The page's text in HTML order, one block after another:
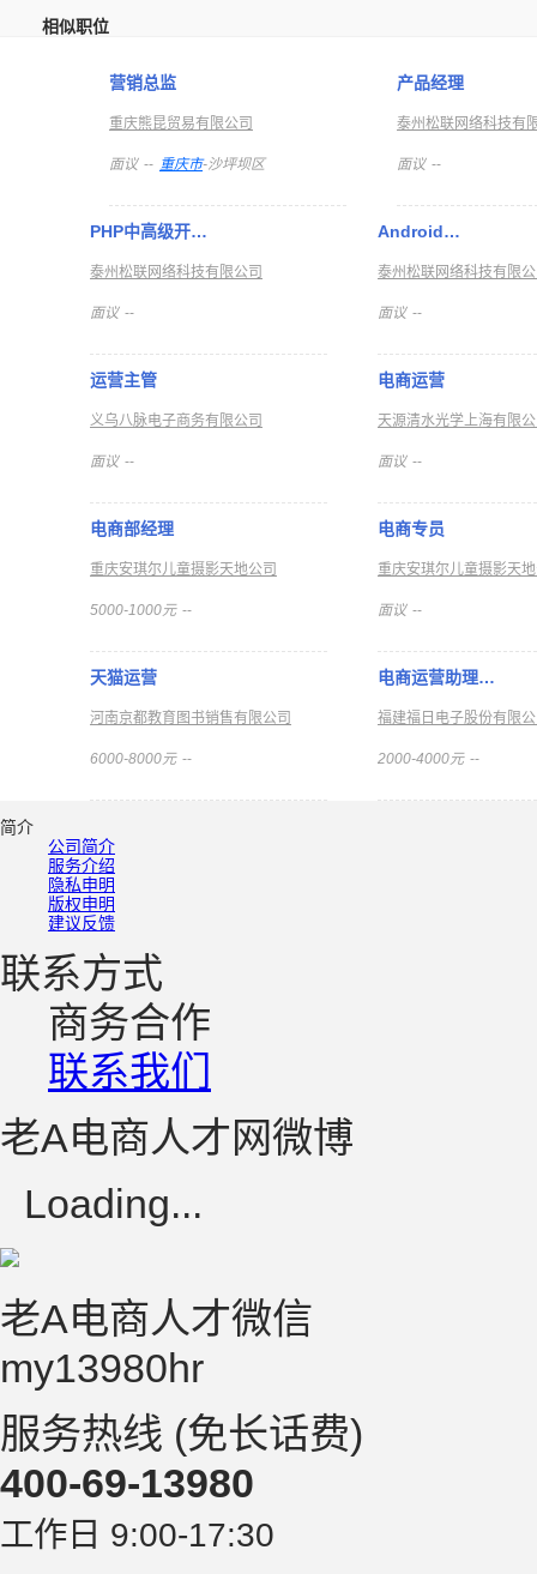
相似职位
营销总监
重庆熊昆贸易有限公司
面议 -- 重庆市-沙坪坝区
产品经理
泰州松联网络科技有
面议 --
PHP中高级开…
泰州松联网络科技有限公司
面议 --
Android…
泰州松联网络科技有限
面议 --
运营主管
义乌八脉电子商务有限公司
面议 --
电商运营
天源清水光学上海有限
面议 --
电商部经理
重庆安琪尔儿童摄影天地公司
5000-1000元 --
电商专员
重庆安琪尔儿童摄影天
面议 --
天猫运营
河南京都教育图书销售有限公司
6000-8000元 --
电商运营助理…
福建福日电子股份有限
2000-4000元 --
简介
公司简介
服务介绍
隐私申明
版权申明
建议反馈
联系方式
商务合作
联系我们
老A电商人才网微博
Loading...
老A电商人才微信
my13980hr
服务热线 (免长话费)
400-69-13980
工作日 9:00-17:30